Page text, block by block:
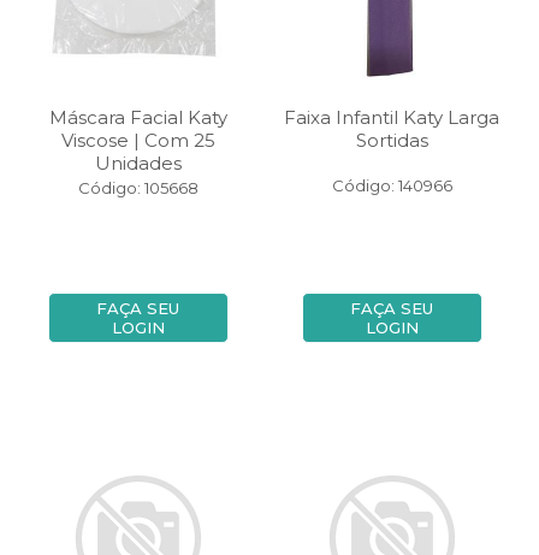
Máscara Facial Katy
Viscose | Com 25
Unidades
Código: 105668
FAÇA SEU
LOGIN
Faixa Infantil Katy Larga
Sortidas
Código: 140966
FAÇA SEU
LOGIN